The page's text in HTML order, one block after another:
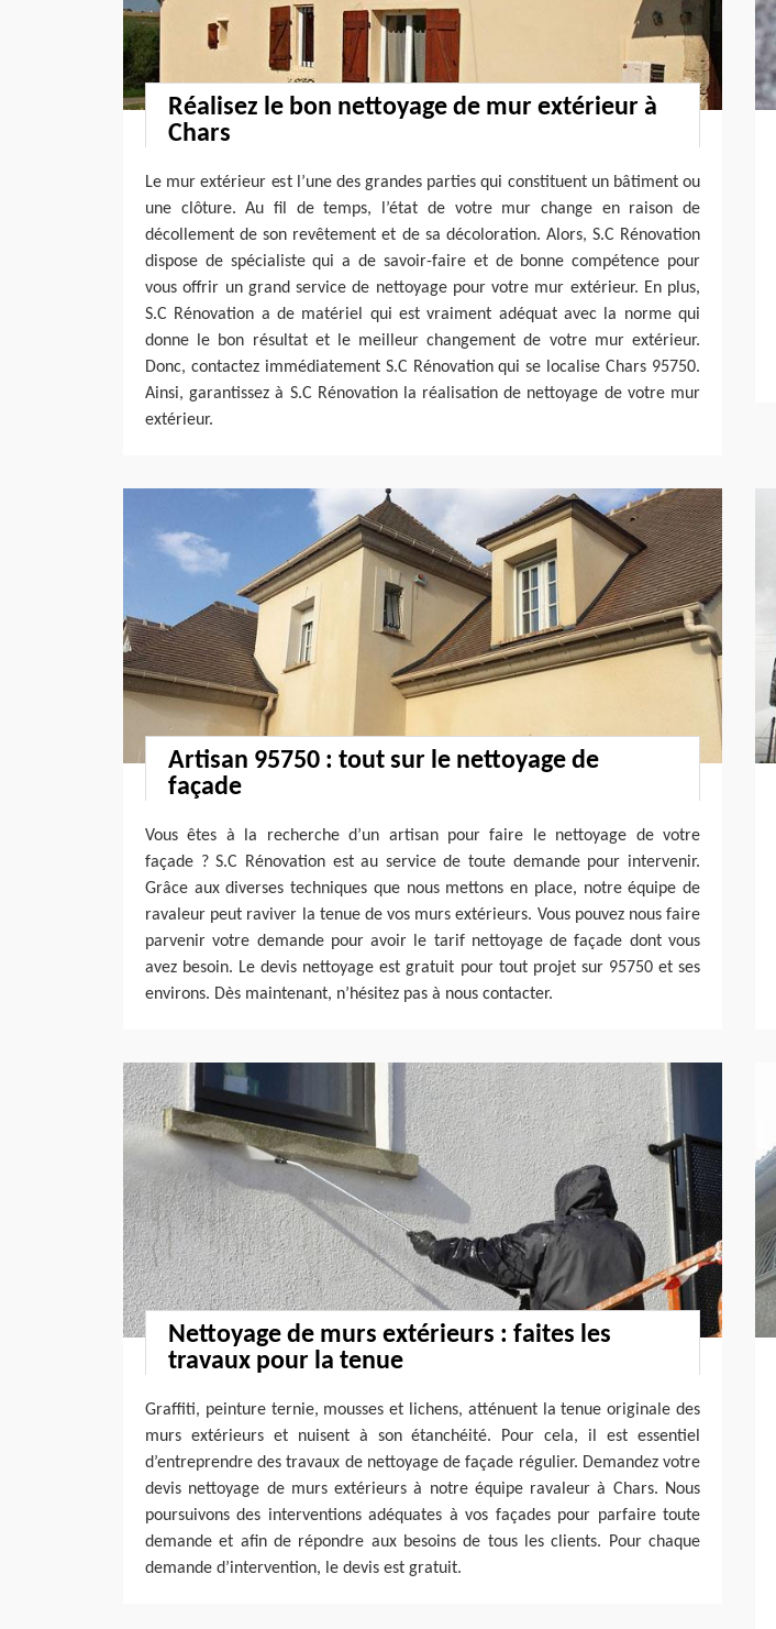
Réalisez le bon nettoyage de mur extérieur à
Chars
Le mur extérieur est l’une des grandes parties qui constituent un bâtiment ou
une clôture. Au fil de temps, l’état de votre mur change en raison de
décollement de son revêtement et de sa décoloration. Alors, S.C Rénovation
dispose de spécialiste qui a de savoir-faire et de bonne compétence pour
vous offrir un grand service de nettoyage pour votre mur extérieur. En plus,
S.C Rénovation a de matériel qui est vraiment adéquat avec la norme qui
donne le bon résultat et le meilleur changement de votre mur extérieur.
Donc, contactez immédiatement S.C Rénovation qui se localise Chars 95750.
Ainsi, garantissez à S.C Rénovation la réalisation de nettoyage de votre mur
extérieur.
Artisan 95750 : tout sur le nettoyage de
façade
Vous êtes à la recherche d’un artisan pour faire le nettoyage de votre
façade ? S.C Rénovation est au service de toute demande pour intervenir.
Grâce aux diverses techniques que nous mettons en place, notre équipe de
ravaleur peut raviver la tenue de vos murs extérieurs. Vous pouvez nous faire
parvenir votre demande pour avoir le tarif nettoyage de façade dont vous
avez besoin. Le devis nettoyage est gratuit pour tout projet sur 95750 et ses
environs. Dès maintenant, n’hésitez pas à nous contacter.
Nettoyage de murs extérieurs : faites les
travaux pour la tenue
Graffiti, peinture ternie, mousses et lichens, atténuent la tenue originale des
murs extérieurs et nuisent à son étanchéité. Pour cela, il est essentiel
d’entreprendre des travaux de nettoyage de façade régulier. Demandez votre
devis nettoyage de murs extérieurs à notre équipe ravaleur à Chars. Nous
poursuivons des interventions adéquates à vos façades pour parfaire toute
demande et afin de répondre aux besoins de tous les clients. Pour chaque
demande d’intervention, le devis est gratuit.